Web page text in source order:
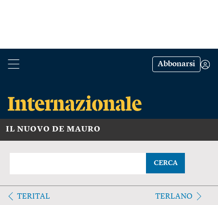
Abbonarsi
IL NUOVO DE MAURO
CERCA
TERITAL TERLANO